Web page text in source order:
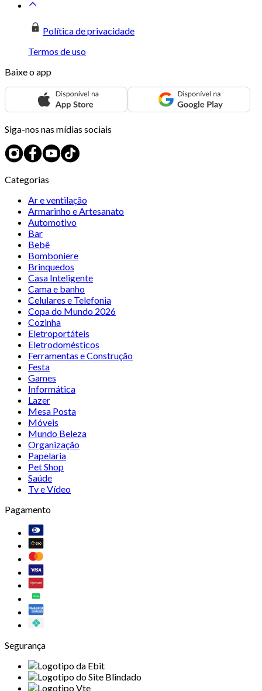
Política de privacidade
Termos de uso
Baixe o app
Siga-nos nas mídias sociais
Categorias
Ar e ventilação
Armarinho e Artesanato
Automotivo
Bar
Bebê
Bomboniere
Brinquedos
Casa Inteligente
Cama e banho
Celulares e Telefonia
Copa do Mundo 2026
Cozinha
Eletroportáteis
Eletrodomésticos
Ferramentas e Construção
Festa
Games
Informática
Lazer
Mesa Posta
Móveis
Mundo Beleza
Organização
Papelaria
Pet Shop
Saúde
Tv e Vídeo
Pagamento
Segurança